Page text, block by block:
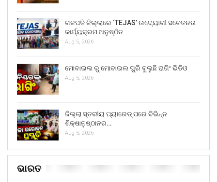
ଗଜପତି ଜିଲ୍ଲାରେ ‘TEJAS’ ଉଦ୍ୟୋଗୀ ସଚେତନତା
କାର୍ଯ୍ୟକ୍ରମ ଅନୁଷ୍ଠିତ
Aug 5, 2026
ମୋବାଇଲ ରୁ ମୋବାଇଲ ଘୁରି ବୁଲୁଛି ରାଗିଂ ଭିଡିଓ
Aug 5, 2026
ଜିଲ୍ଲା ସ୍ତରୀୟ ପ୍ୟାରେଡ୍ ପରେ ବିଭିନ୍ନ
ଶିକ୍ଷାନୁଷ୍ଠାନର…
Aug 5, 2026
ଭାରତ